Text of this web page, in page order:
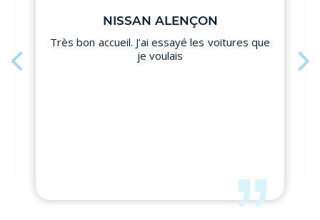
NISSAN ALENÇON
Très bon accueil. J’ai essayé les voitures que
je voulais